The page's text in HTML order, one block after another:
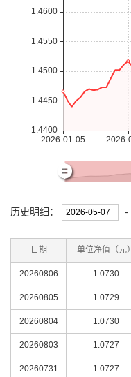
历史明细： -
日期 单位净值（元）
20260806 1.0730
20260805 1.0729
20260804 1.0730
20260803 1.0727
20260731 1.0727